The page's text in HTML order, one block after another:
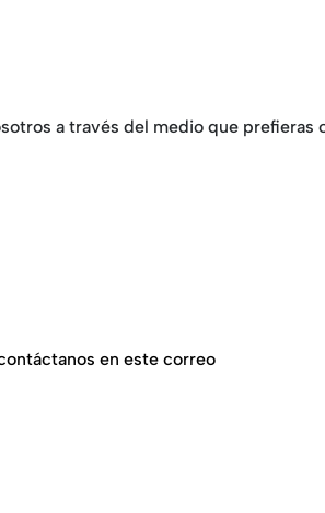
a través del medio que
en este correo